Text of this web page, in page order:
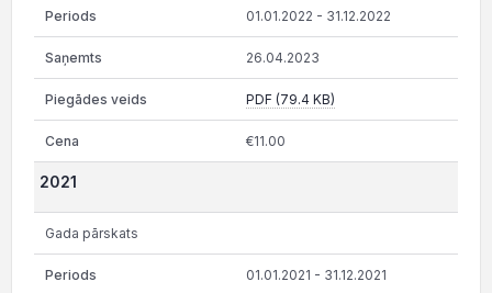
01.01.2022 - 31.12.2022
26.04.2023
PDF (79.4 KB)
€11.00
2021
Gada pārskats
01.01.2021 - 31.12.2021